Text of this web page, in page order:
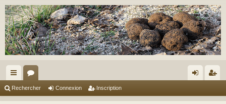
ac or
Rechercher Connexion Inscription